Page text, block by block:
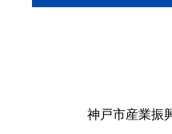
神戸市産業振